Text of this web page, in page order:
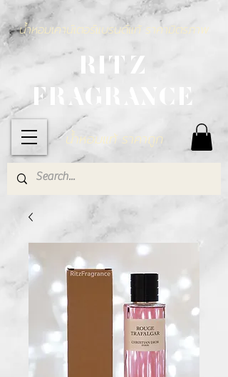
RITZ
FRAGRANCE
น้ำหอมแท้ ราคาถูก
น้ำหอมเคาน์เตอร์แบรนด์แท้ ราคามิตรภาพ